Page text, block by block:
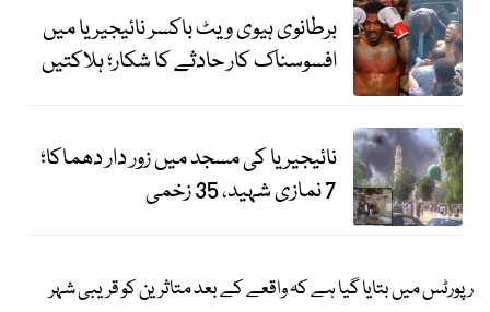
برطانوی ہیوی ویٹ باکسر نائیجیریا میں
افسوسناک کار حادثے کا شکار؛ ہلاکتیں
نائیجیریا کی مسجد میں زور دار دھماکا؛
7 نمازی شہید، 35 زخمی
رپورٹس میں بتایا گیا ہے کہ واقعے کے بعد متاثرین کو قریبی شہر